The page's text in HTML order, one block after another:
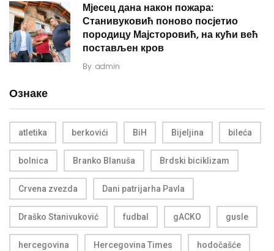
Мјесец дана након пожара:
Станивуковић поново посјетио
породицу Мајсторовић, на кући већ
постављен кров
By admin
Ознаке
atletika berkovići BiH Bijeljina bileća
bolnica Branko Blanuša Brdski biciklizam
Crvena zvezda Dani patrijarha Pavla
Draško Stanivuković fudbal gACKO gusle
hercegovina Hercegovina Times hodočašće